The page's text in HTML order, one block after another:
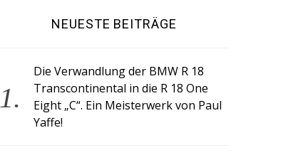
NEUESTE BEITRÄGE
Die Verwandlung der BMW R 18
Transcontinental in die R 18 One
Eight „C“. Ein Meisterwerk von Paul
Yaffe!